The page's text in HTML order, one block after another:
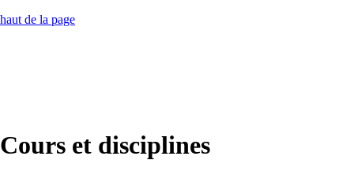
haut de la page
Cours et disciplines